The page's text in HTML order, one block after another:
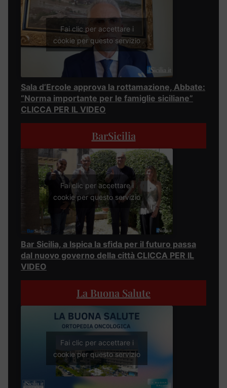
Fai clic per accettare i
cookie per questo servizio
Sala d’Ercole approva la rottamazione, Abbate:
“Norma importante per le famiglie siciliane”
CLICCA PER IL VIDEO
BarSicilia
Fai clic per accettare i
cookie per questo servizio
Bar Sicilia, a Ispica la sfida per il futuro passa
dal nuovo governo della città CLICCA PER IL
VIDEO
La Buona Salute
Fai clic per accettare i
cookie per questo servizio